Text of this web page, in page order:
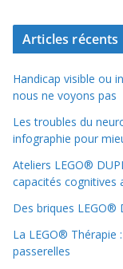
Articles récents
Handicap visible ou
nous ne voyons pas
Les troubles du
infographie pour
Ateliers LEGO®
capacités cognitives
Des briques
La LEGO® Thérapie
passerelles